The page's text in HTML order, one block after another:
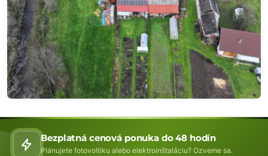
Bezplatná cenová ponuka do 48 hodín
Plánujete fotovoltiku alebo elektroinštaláciu? Ozveme sa.